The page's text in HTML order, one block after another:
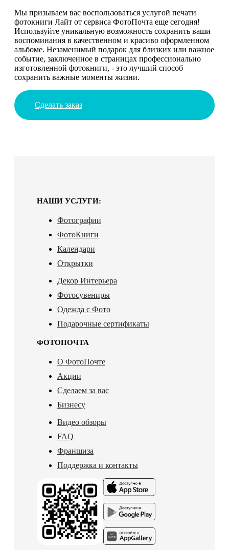
Мы призываем вас воспользоваться услугой печати
фотокниги Лайт от сервиса ФотоПочта еще сегодня!
Используйте уникальную возможность сохранить ваши
воспоминания в качественном и красиво оформленном
альбоме. Незаменимый подарок для близких или важное
событие, заключенное в страницах профессионально
изготовленной фотокниги, - это лучший способ
сохранить важные моменты жизни.
Сделать заказ
НАШИ УСЛУГИ:
Фотографии
ФотоКниги
Календари
Открытки
Декор Интерьера
Фотосувениры
Одежда с Фото
Подарочные сертификаты
ФОТОПОЧТА
О ФотоПочте
Акции
Сделаем за вас
Бизнесу
Видео обзоры
FAQ
Франшиза
Поддержка и контакты